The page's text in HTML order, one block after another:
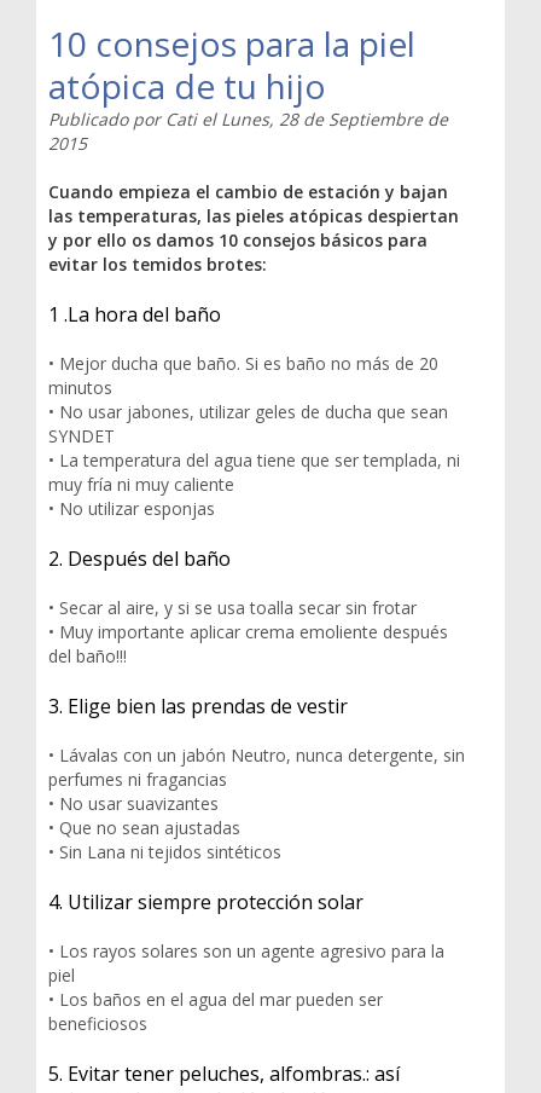
10 consejos para la piel
atópica de tu hijo
Publicado por Catiel Lunes, 28 de Septiembre de
2015
Cuando empieza el cambio de estación y bajan
las temperaturas, las pieles atópicas despiertan
y por ello os damos 10 consejos básicos para
evitar los temidos brotes:
1 .La hora del baño
• Mejor ducha que baño. Si es baño no más de 20
minutos
• No usar jabones, utilizar geles de ducha que sean
SYNDET
• La temperatura del agua tiene que ser templada, ni
muy fría ni muy caliente
• No utilizar esponjas
2. Después del baño
• Secar al aire, y si se usa toalla secar sin frotar
• Muy importante aplicar crema emoliente después
del baño!!!
3. Elige bien las prendas de vestir
• Lávalas con un jabón Neutro, nunca detergente, sin
perfumes ni fragancias
• No usar suavizantes
• Que no sean ajustadas
• Sin Lana ni tejidos sintéticos
4. Utilizar siempre protección solar
• Los rayos solares son un agente agresivo para la
piel
• Los baños en el agua del mar pueden ser
beneficiosos
5. Evitar tener peluches, alfombras.: así